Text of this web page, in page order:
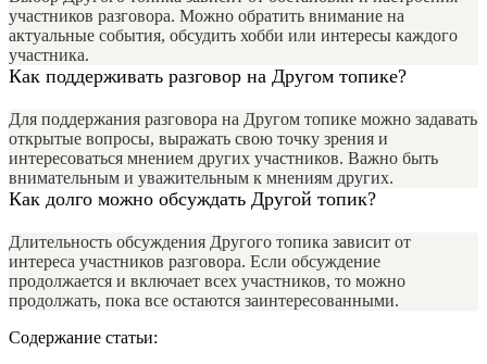
участников разговора. Можно обратить внимание на
актуальные события, обсудить хобби или интересы каждого
участника.
Как поддерживать разговор на Другом топике?
Для поддержания разговора на Другом топике можно задавать
открытые вопросы, выражать свою точку зрения и
интересоваться мнением других участников. Важно быть
внимательным и уважительным к мнениям других.
Как долго можно обсуждать Другой топик?
Длительность обсуждения Другого топика зависит от
интереса участников разговора. Если обсуждение
продолжается и включает всех участников, то можно
продолжать, пока все остаются заинтересованными.
Содержание статьи: